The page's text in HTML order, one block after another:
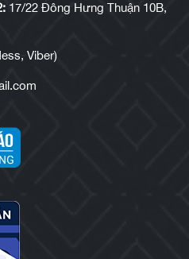
17/22 Đông Hưng Thuận 10B,
Viber)